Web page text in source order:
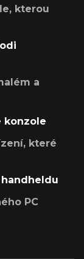
kterou
a
konzole
které
handheldu
PC